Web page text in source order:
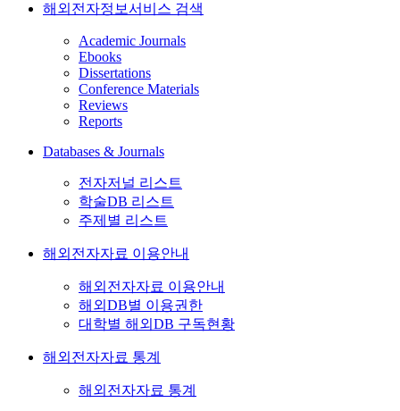
해외전자정보서비스 검색
Academic Journals
Ebooks
Dissertations
Conference Materials
Reviews
Reports
Databases & Journals
전자저널 리스트
학술DB 리스트
주제별 리스트
해외전자자료 이용안내
해외전자자료 이용안내
해외DB별 이용권한
대학별 해외DB 구독현황
해외전자자료 통계
해외전자자료 통계